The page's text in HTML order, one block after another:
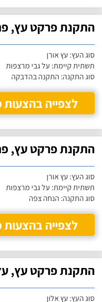
התקנת פרקט עץ,
סוג העץ: עץ אורן
תשתית קיימת: על גבי מרצפות
סוג התקנה: התקנה בהדבקה
לצפייה בהצעות
התקנת פרקט עץ,
סוג העץ: עץ אורן
תשתית קיימת: על גבי מרצפות
סוג התקנה: הנחה צפה
לצפייה בהצעות
התקנת פרקט עץ,
סוג העץ: עץ אלון